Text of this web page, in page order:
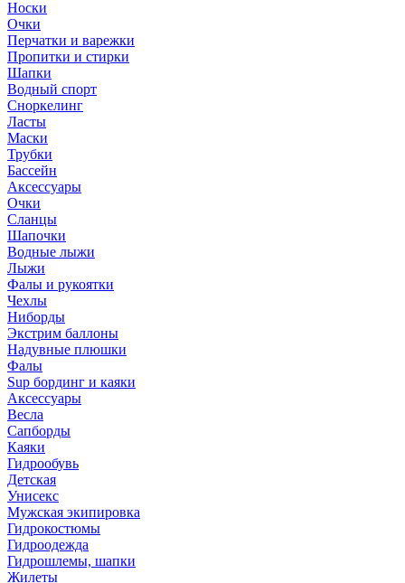
Носки
Очки
Перчатки и варежки
Пропитки и стирки
Шапки
Водный спорт
Сноркелинг
Ласты
Маски
Трубки
Бассейн
Аксессуары
Очки
Сланцы
Шапочки
Водные лыжи
Лыжи
Фалы и рукоятки
Чехлы
Ниборды
Экстрим баллоны
Надувные плюшки
Фалы
Sup бординг и каяки
Аксессуары
Весла
Сапборды
Каяки
Гидрообувь
Детская
Унисекс
Мужская экипировка
Гидрокостюмы
Гидроодежда
Гидрошлемы, шапки
Жилеты